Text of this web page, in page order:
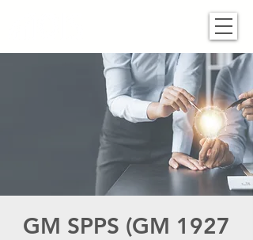
GM SPPS (GM 1927